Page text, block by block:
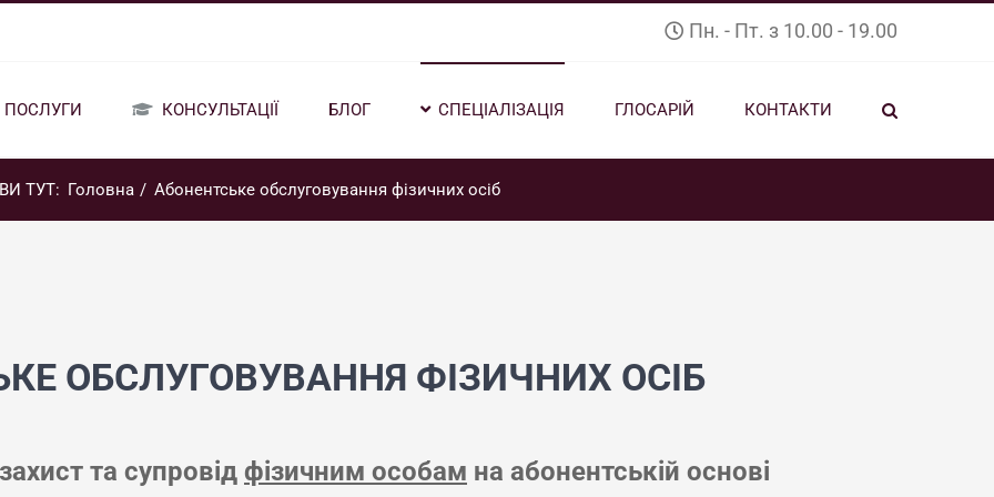
Пн. - Пт. з 10.00 - 19.00
ПОСЛУГИ КОНСУЛЬТАЦІЇ БЛОГ СПЕЦІАЛІЗАЦІЯ ГЛОСАРІЙ КОНТАКТИ
ВИ ТУТ: Головна Абонентське обслуговування фізичних осіб
ОБСЛУГОВУВАННЯ ФІЗИЧНИХ ОСІБ
та супровід фізичним особам на абонентській основі